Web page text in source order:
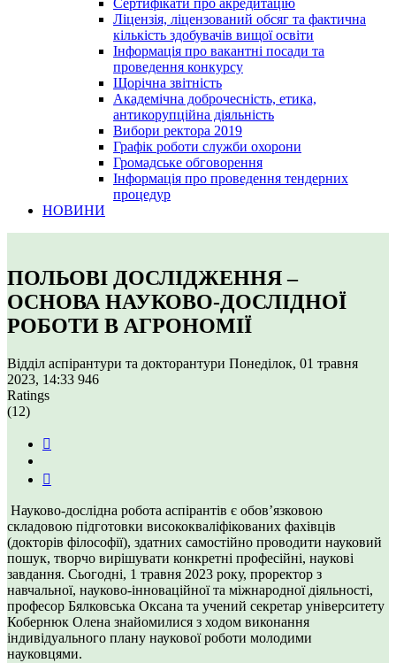
Сертифікати про акредитацію
Ліцензія, ліцензований обсяг та фактична
кількість здобувачів вищої освіти
Інформація про вакантні посади та
проведення конкурсу
Щорічна звітність
Академічна доброчесність, етика,
антикорупційна діяльність
Вибори ректора 2019
Графік роботи служби охорони
Громадське обговорення
Інформація про проведення тендерних
процедур
НОВИНИ
ПОЛЬОВІ ДОСЛІДЖЕННЯ –
ОСНОВА НАУКОВО-ДОСЛІДНОЇ
РОБОТИ В АГРОНОМІЇ
Відділ аспірантури та докторантури Понеділок, 01 травня
2023, 14:33 946
Ratings
(12)
Науково-дослідна робота аспірантів є обов’язковою
складовою підготовки висококваліфікованих фахівців
(докторів філософії), здатних самостійно проводити науковий
пошук, творчо вирішувати конкретні професійні, наукові
завдання. Сьогодні, 1 травня 2023 року, проректор з
навчальної, науково-інноваційної та міжнародної діяльності,
професор Бялковська Оксана та учений секретар університету
Кобернюк Олена знайомилися з ходом виконання
індивідуального плану наукової роботи молодими
науковцями.